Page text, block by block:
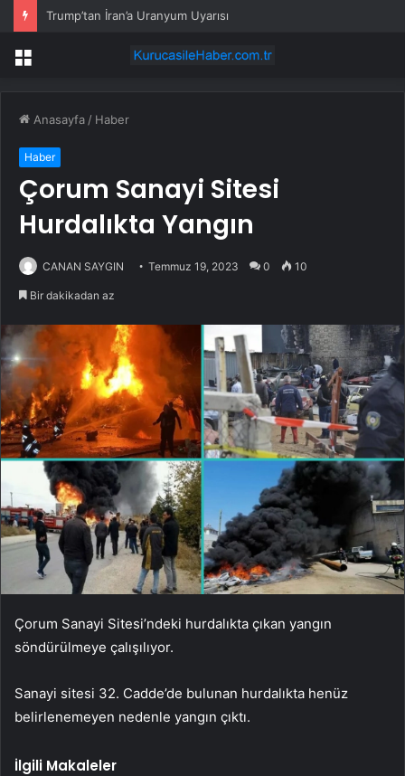
Trump’tan İran’a Uranyum Uyarısı
Menü
Anasayfa / Haber
Haber
Çorum Sanayi Sitesi
Hurdalıkta Yangın
CANAN SAYGIN Temmuz 19, 2023 0 10
Bir dakikadan az
Çorum Sanayi Sitesi’ndeki hurdalıkta çıkan yangın
söndürülmeye çalışılıyor.
Sanayi sitesi 32. Cadde’de bulunan hurdalıkta henüz
belirlenemeyen nedenle yangın çıktı.
İlgili Makaleler